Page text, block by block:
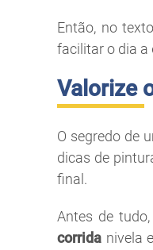
Então, no
facilitar o dia a
Valorize
O segredo de
dicas de
final.
Antes de
corrida nivela